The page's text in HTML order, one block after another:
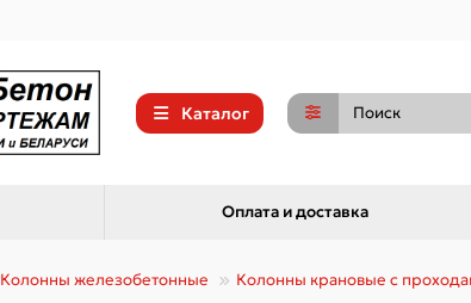
Каталог
Оплата и доставка
Колонны железобетонные Колонны крановые с